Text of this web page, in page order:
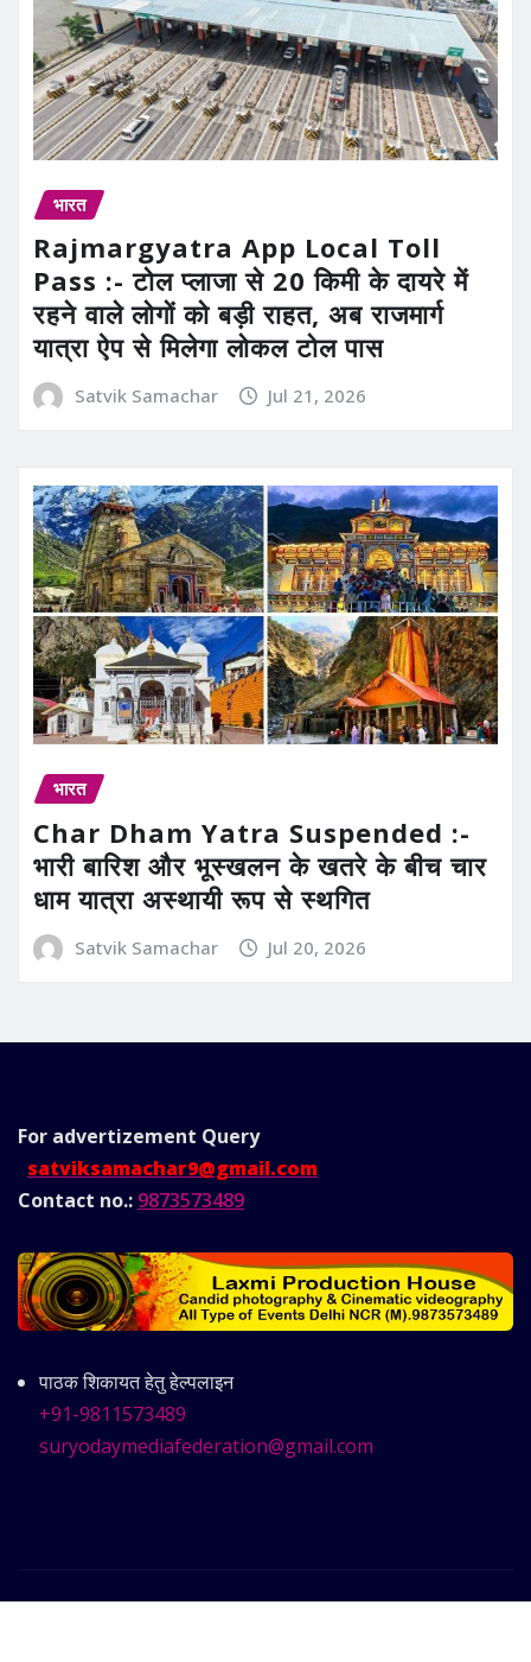
भारत
Rajmargyatra App Local Toll
Pass :- टोल प्लाजा से 20 किमी के दायरे में
रहने वाले लोगों को बड़ी राहत, अब राजमार्ग
यात्रा ऐप से मिलेगा लोकल टोल पास
Satvik Samachar Jul 21, 2026
भारत
Char Dham Yatra Suspended :-
भारी बारिश और भूस्खलन के खतरे के बीच चार
धाम यात्रा अस्थायी रूप से स्थगित
Satvik Samachar Jul 20, 2026
For advertizement Query
satviksamachar9@gmail.com
Contact no.: 9873573489
पाठक शिकायत हेतु हेल्पलाइन
+91-9811573489
suryodaymediafederation@gmail.com